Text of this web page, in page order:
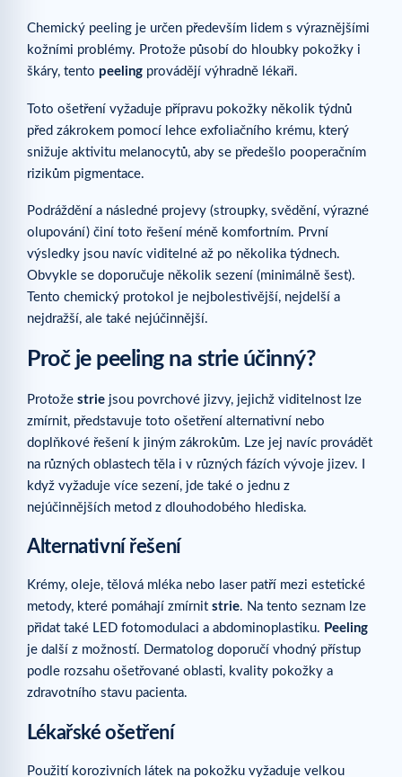
Chemický peeling je určen především lidem s výraznějšími
kožními problémy. Protože působí do hloubky pokožky i
škáry, tento peeling provádějí výhradně lékaři.
Toto ošetření vyžaduje přípravu pokožky několik týdnů
před zákrokem pomocí lehce exfoliačního krému, který
snižuje aktivitu melanocytů, aby se předešlo pooperačním
rizikům pigmentace.
Podráždění a následné projevy (stroupky, svědění, výrazné
olupování) činí toto řešení méně komfortním. První
výsledky jsou navíc viditelné až po několika týdnech.
Obvykle se doporučuje několik sezení (minimálně šest).
Tento chemický protokol je nejbolestivější, nejdelší a
nejdražší, ale také nejúčinnější.
Proč je peeling na strie účinný?
Protože strie jsou povrchové jizvy, jejichž viditelnost lze
zmírnit, představuje toto ošetření alternativní nebo
doplňkové řešení k jiným zákrokům. Lze jej navíc provádět
na různých oblastech těla i v různých fázích vývoje jizev. I
když vyžaduje více sezení, jde také o jednu z
nejúčinnějších metod z dlouhodobého hlediska.
Alternativní řešení
Krémy, oleje, tělová mléka nebo laser patří mezi estetické
metody, které pomáhají zmírnit strie. Na tento seznam lze
přidat také LED fotomodulaci a abdominoplastiku. Peeling
je další z možností. Dermatolog doporučí vhodný přístup
podle rozsahu ošetřované oblasti, kvality pokožky a
zdravotního stavu pacienta.
Lékařské ošetření
Použití korozivních látek na pokožku vyžaduje velkou